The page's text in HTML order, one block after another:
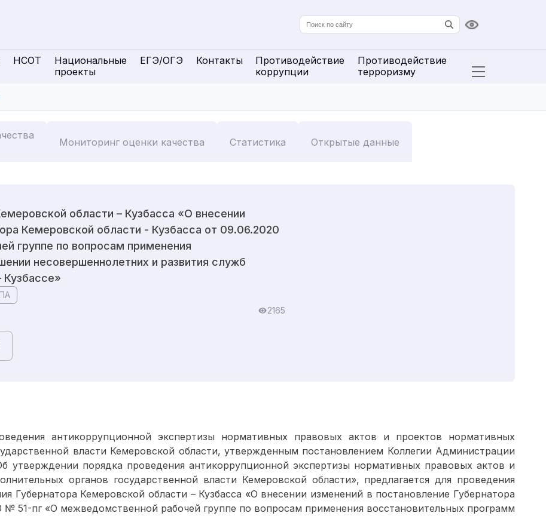
Версия для
НСОТ
Национальные
проекты
ЕГЭ/ОГЭ Контакты
Противодействие
коррупции
Противодействие
терроризму
Открыть
Мониторинг оценки качества Статистика Открытые данные
области – Кузбасса «О внесении
Кемеровской области - Кузбасса от 09.06.2020
группе по вопросам применения
несовершеннолетних и развития служб
Кузбассе»
2165
антикоррупционной экспертизы нормативных правовых актов и проектов нормативных
власти Кемеровской области, утвержденным постановлением Коллегии Администрации
утверждении порядка проведения антикоррупционной экспертизы нормативных правовых актов и
органов государственной власти Кемеровской области», предлагается для проведения
Губернатора Кемеровской области – Кузбасса «О внесении изменений в постановление Губернатора
№ 51-пг «О межведомственной рабочей группе по вопросам применения восстановительных программ